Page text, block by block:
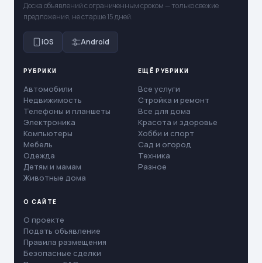
Доска объявлений с ограниченным сроком — только свежие
предложения, не старше 15 дней.
iOS Android
РУБРИКИ
Автомобили
Недвижимость
Телефоны и планшеты
Электроника
Компьютеры
Мебель
Одежда
Детям и мамам
Животные дома
ЕЩЁ РУБРИКИ
Все услуги
Стройка и ремонт
Все для дома
Красота и здоровье
Хобби и спорт
Сад и огород
Техника
Разное
О САЙТЕ
О проекте
Подать объявление
Правила размещения
Безопасные сделки